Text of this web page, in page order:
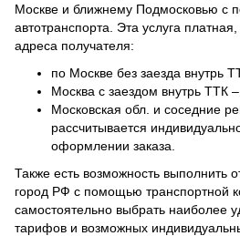
Москве и ближнему Подмосковью с
автотранспорта. Эта услуга
адреса получателя:
по Москве без заезда внутрь
Москва с заездом внутрь ТТК
Московская обл. и соседние
рассчитывается
оформлении заказа.
Также есть возможность выполнить
город РФ с помощью транспортной
самостоятельно выбрать наиболее
тарифов и возможных